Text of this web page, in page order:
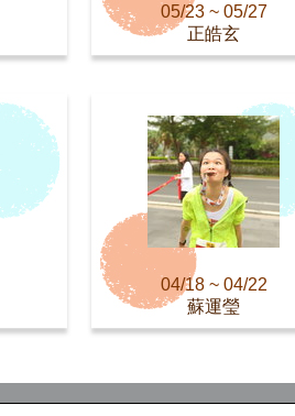
05/23 ~ 05/27
正皓玄
04/18 ~ 04/22
蘇運瑩